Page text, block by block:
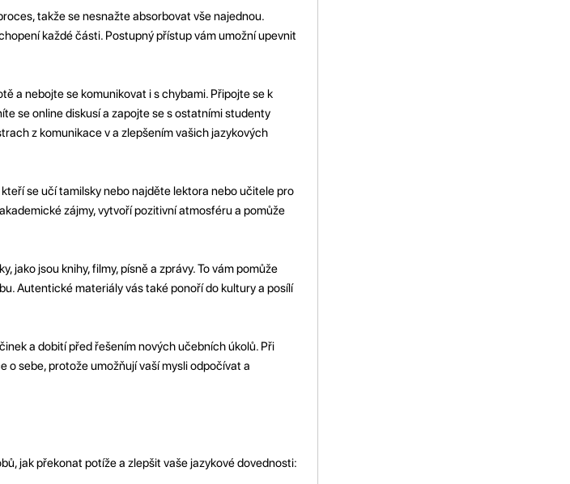
takže se nesnažte absorbovat vše najednou.
každé části. Postupný přístup vám umožní upevnit
a nebojte se komunikovat i s chybami. Připojte se k
se online diskusí a zapojte se s ostatními studenty
z komunikace v a zlepšením vašich jazykových
se učí tamilsky nebo najděte lektora nebo učitele pro
zájmy, vytvoří pozitivní atmosféru a pomůže
jsou knihy, filmy, písně a zprávy. To vám pomůže
Autentické materiály vás také ponoří do kultury a posílí
a dobití před řešením nových učebních úkolů. Při
o sebe, protože umožňují vaší mysli odpočívat a
jak překonat potíže a zlepšit vaše jazykové dovednosti: